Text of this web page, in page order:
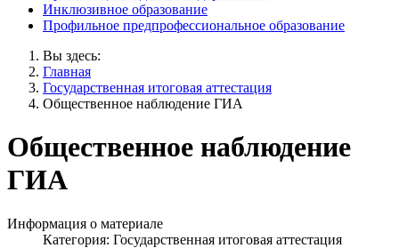
Инклюзивное образование
Профильное предпрофессиональное образование
Вы здесь:
Главная
Государственная итоговая аттестация
Общественное наблюдение ГИА
Общественное наблюдение
ГИА
Информация о материале
Категория: Государственная итоговая аттестация